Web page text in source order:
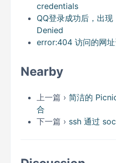
credentials
QQ登录成功后，出
Denied
error:404 访问的网
Nearby
上一篇 › 简洁的
合
下一篇 › ssh 通过